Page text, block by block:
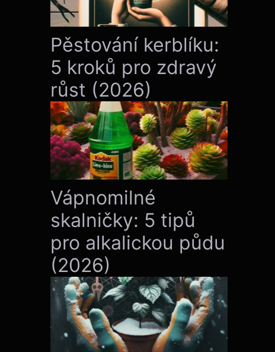
Pěstování kerblíku:
5 kroků pro zdravý
růst (2026)
Vápnomilné
skalničky: 5 tipů
pro alkalickou půdu
(2026)